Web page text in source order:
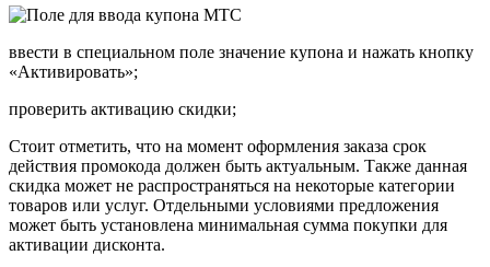
ввести в специальном поле значение купона и нажать кнопку
«Активировать»;
проверить активацию скидки;
Стоит отметить, что на момент оформления заказа срок
действия промокода должен быть актуальным. Также данная
скидка может не распространяться на некоторые категории
товаров или услуг. Отдельными условиями предложения
может быть установлена минимальная сумма покупки для
активации дисконта.